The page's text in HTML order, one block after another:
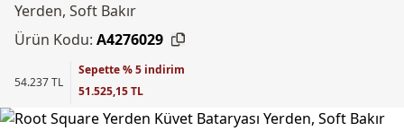
Yerden, Soft Bakır
Ürün Kodu: A4276029
54.237 TL
Sepette % 5 indirim
51.525,15 TL